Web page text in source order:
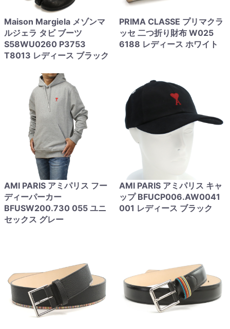
Maison Margiela メゾンマ
ルジェラ タビ ブーツ
S58WU0260 P3753
T8013 レディース ブラック
PRIMA CLASSE プリマクラ
ッセ 二つ折り財布 W025
6188 レディース ホワイト
AMI PARIS アミパリス フー
ディーパーカー
BFUSW200.730 055 ユニ
セックス グレー
AMI PARIS アミパリス キャ
ップ BFUCP006.AW0041
001 レディース ブラック